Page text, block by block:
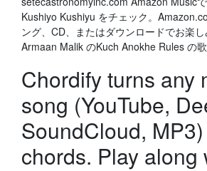
Kushiyo Kushiyu をチェック。
ング、CD、またはダウンロードでお楽し
Armaan Malik のKuch Anokhe Rules の
Chordify turns any
song (YouTube,
SoundCloud,
chords. Play along